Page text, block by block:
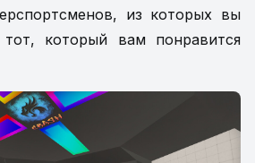
из которых вы
который вам понравится